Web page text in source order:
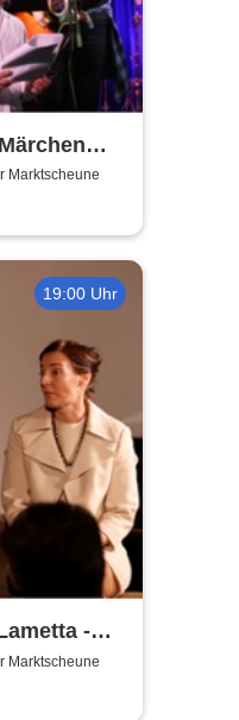
Marktscheune
19:00 Uhr
-
Marktscheune